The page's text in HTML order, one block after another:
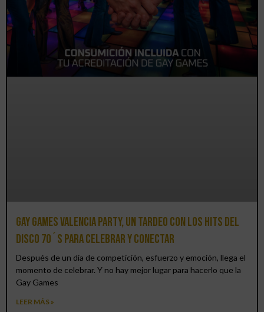
Gay Games Valencia Party, un tardeo con los hits del
DISCO 70´S para celebrar y conectar
Después de un día de competición, esfuerzo y emoción, llega el
momento de celebrar. Y no hay mejor lugar para hacerlo que la
Gay Games
LEER MÁS »